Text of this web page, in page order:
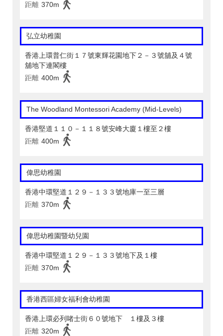
距離 370m
弘立幼稚園
香港上環普仁街１７號東輝花園地下２－３號舖及４號
舖地下連閣樓
距離 400m
The Woodland Montessori Academy (Mid-Levels)
香港堅道１１０－１１８號安峰大廈１樓至２樓
距離 400m
偉思幼稚園
香港中環堅道１２９－１３３號地庫一至三層
距離 370m
偉思幼稚園暨幼兒園
香港中環堅道１２９－１３３號地下及１樓
距離 370m
香港西區婦女福利會幼稚園
香港上環必列啫士街６０號地下 １樓及３樓
距離 320m